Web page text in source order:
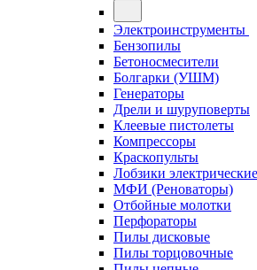
Электроинструменты
Бензопилы
Бетоносмесители
Болгарки (УШМ)
Генераторы
Дрели и шуруповерты
Клеевые пистолеты
Компрессоры
Краскопульты
Лобзики электрические
МФИ (Реноваторы)
Отбойные молотки
Перфораторы
Пилы дисковые
Пилы торцовочные